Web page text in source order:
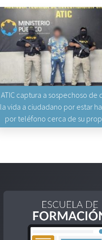
ATIC captura a sospechoso de
la vida a ciudadano por estar
por teléfono cerca de su